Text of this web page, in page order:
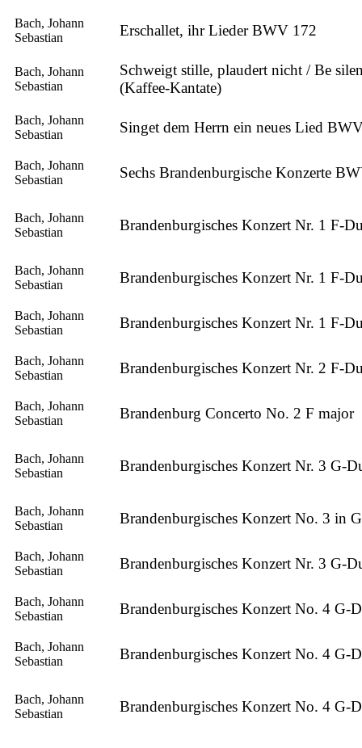
Bach, Johann
Sebastian
Erschallet, ihr Lieder BWV 172
Bach, Johann
Sebastian
Schweigt stille, plaudert nicht / Be
(Kaffee-Kantate)
Bach, Johann
Sebastian
Singet dem Herrn ein neues Lied
Bach, Johann
Sebastian
Sechs Brandenburgische Konzerte
Bach, Johann
Sebastian
Brandenburgisches Konzert Nr. 1 F-
Bach, Johann
Sebastian
Brandenburgisches Konzert Nr. 1 F-
Bach, Johann
Sebastian
Brandenburgisches Konzert Nr. 1 F-
Bach, Johann
Sebastian
Brandenburgisches Konzert Nr. 2 F-
Bach, Johann
Sebastian
Brandenburg Concerto No. 2 F major
Bach, Johann
Sebastian
Brandenburgisches Konzert Nr. 3 G-
Bach, Johann
Sebastian
Brandenburgisches Konzert No. 3 in
Bach, Johann
Sebastian
Brandenburgisches Konzert Nr. 3 G-
Bach, Johann
Sebastian
Brandenburgisches Konzert No. 4 G-
Bach, Johann
Sebastian
Brandenburgisches Konzert No. 4 G-
Bach, Johann
Sebastian
Brandenburgisches Konzert No. 4 G-